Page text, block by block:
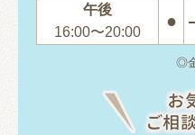
午後
16:00〜20:00
●
◎
お
ご相